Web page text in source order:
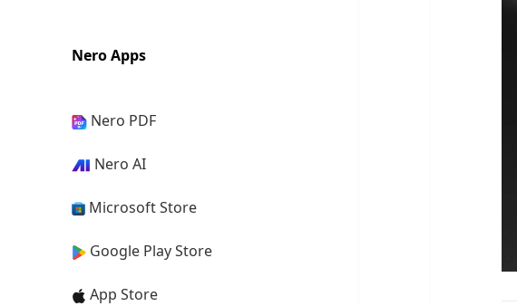
Nero Apps
Nero PDF
Nero AI
Microsoft Store
Google Play Store
App Store